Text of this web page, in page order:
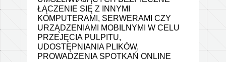
ŁĄCZENIE SIĘ Z INNYMI
KOMPUTERAMI, SERWERAMI CZY
URZĄDZENIAMI MOBILNYMI W CELU
PRZEJĘCIA PULPITU,
UDOSTĘPNIANIA PLIKÓW,
PROWADZENIA SPOTKAŃ ONLINE